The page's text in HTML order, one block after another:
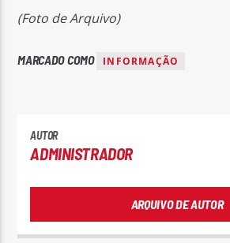
(Foto de Arquivo)
MARCADO COMO INFORMAÇÃO
AUTOR
ADMINISTRADOR
ARQUIVO DE AUTOR